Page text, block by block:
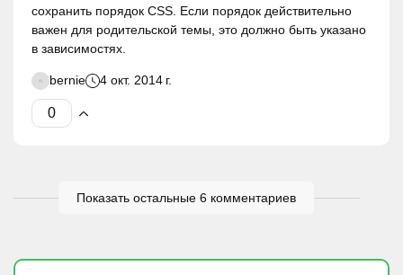
сохранить порядок CSS. Если порядок действительно
важен для родительской темы, это должно быть указано
в зависимостях.
bernie 4 окт. 2014 г.
Показать остальные 6 комментариев